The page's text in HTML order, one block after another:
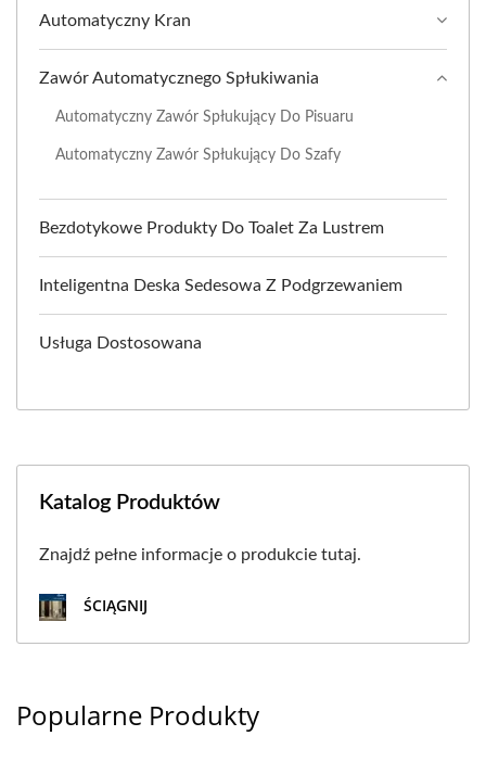
Automatyczny Kran
Zawór Automatycznego Spłukiwania
Automatyczny Zawór Spłukujący Do Pisuaru
Automatyczny Zawór Spłukujący Do Szafy
Bezdotykowe Produkty Do Toalet Za Lustrem
Inteligentna Deska Sedesowa Z Podgrzewaniem
Usługa Dostosowana
Katalog Produktów
Znajdź pełne informacje o produkcie tutaj.
ŚCIĄGNIJ
Popularne Produkty